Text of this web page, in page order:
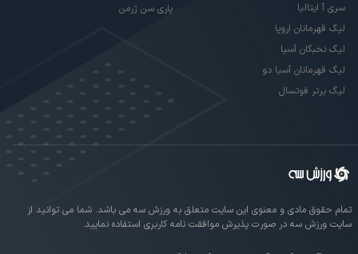
سری آ ایتالیا
لیگ قهرمانان اروپا
لیگ نخبگان آسیا
لیگ قهرمانان آسیا دو
لیگ برتر فوتسال
پاری سن ژرمن
تمام حقوق مادی و معنوی این سایت متعلق به ورزش سه می باشد. شما می توانید از
سایت ورزش سه در صورت پذیرش موافقت نامه کاربری استفاده نمایید.